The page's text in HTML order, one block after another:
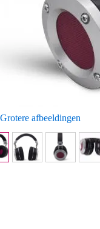
Grotere afbeeldingen